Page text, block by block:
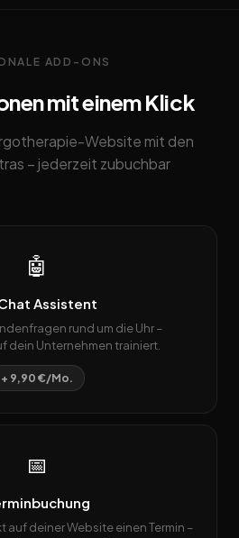
ADD-ONS
mit einem Klick
Website mit den
– jederzeit zubuchbar
🤖
Assistent
rund um die Uhr –
dein Unternehmen trainiert.
+ 9,90 €/Mo.
📅
auf deiner Website einen Termin –